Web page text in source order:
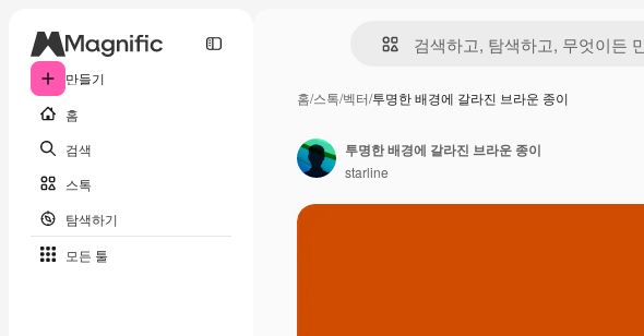
만들기
홈
검색
스톡
탐색하기
모든 툴
홈/스톡/벡터/투명한 배경에 갈라진 브라운 종이
투명한 배경에 갈라진 브라운 종이
starline